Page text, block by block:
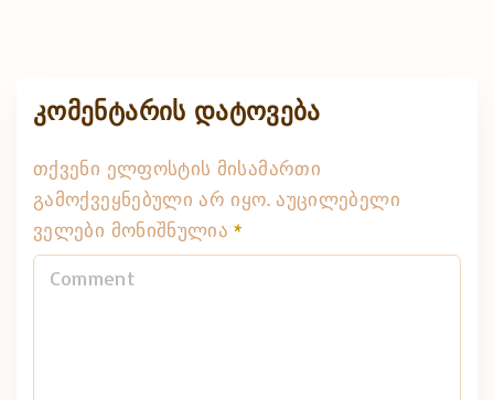
კომენტარის დატოვება
თქვენი ელფოსტის მისამართი
გამოქვეყნებული არ იყო. აუცილებელი
ველები მონიშნულია*